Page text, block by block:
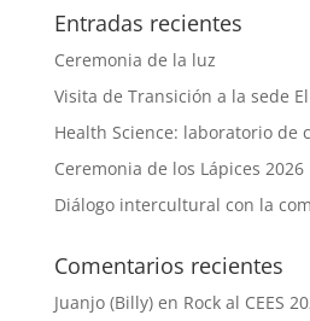
Entradas recientes
Ceremonia de la luz
Visita de Transición a la sede
Health Science: laboratorio de
Ceremonia de los Lápices 2026
Diálogo intercultural con la
Comentarios recientes
Juanjo (Billy)en Rock al CEES